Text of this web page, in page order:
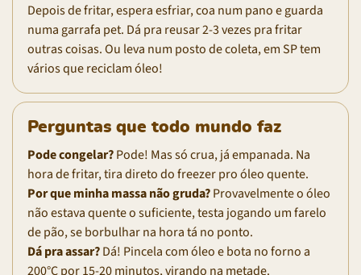
Depois de fritar, espera esfriar, coa num pano e guarda
numa garrafa pet. Dá pra reusar 2-3 vezes pra fritar
outras coisas. Ou leva num posto de coleta, em SP tem
vários que reciclam óleo!
Perguntas que todo mundo faz
Pode congelar?Pode! Mas só crua, já empanada. Na
hora de fritar, tira direto do freezer pro óleo quente.
Por que minha massa não gruda?Provavelmente o óleo
não estava quente o suficiente, testa jogando um farelo
de pão, se borbulhar na hora tá no ponto.
Dá pra assar?Dá! Pincela com óleo e bota no forno a
200°C por 15-20 minutos, virando na metade.